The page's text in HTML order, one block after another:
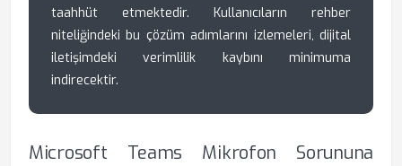
taahhüt etmektedir. Kullanıcıların rehber
niteliğindeki bu çözüm adımlarını izlemeleri, dijital
iletişimdeki verimlilik kaybını minimuma
indirecektir.
Microsoft Teams Mikrofon Sorununa